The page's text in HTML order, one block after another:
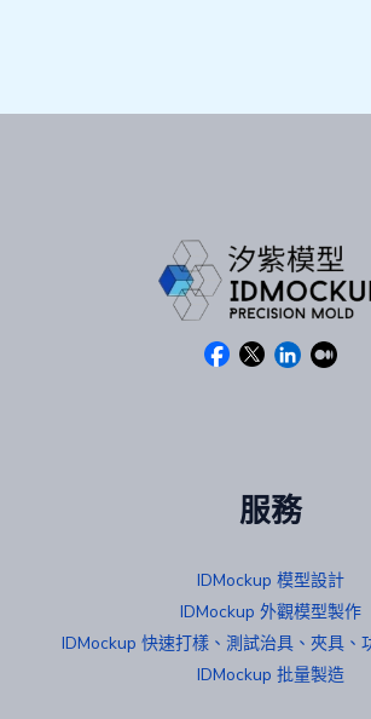
服務
IDMockup 模型設計
IDMockup 外觀模型製作
IDMockup 快速打樣、測試治具、夾具、
IDMockup 批量製造